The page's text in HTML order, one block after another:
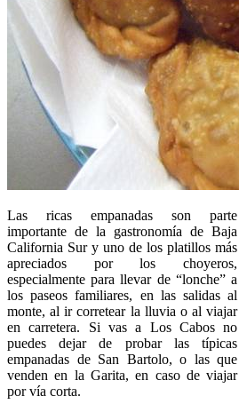
Las ricas empanadas son parte
importante de la gastronomía de Baja
California Sur y uno de los platillos más
apreciados por los choyeros,
especialmente para llevar de “lonche” a
los paseos familiares, en las salidas al
monte, al ir corretear la lluvia o al viajar
en carretera. Si vas a Los Cabos no
puedes dejar de probar las típicas
empanadas de San Bartolo, o las que
venden en la Garita, en caso de viajar
por vía corta.